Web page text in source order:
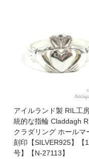
アイルランド製 RIL工
統的な指輪 Claddagh
クラダリング ホールマ
刻印【SILVER925】【
号】【N-27113】